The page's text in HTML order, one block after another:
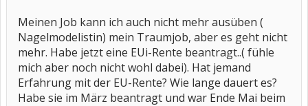
Meinen Job kann ich auch nicht mehr ausüben (
Nagelmodelistin) mein Traumjob, aber es geht nicht
mehr. Habe jetzt eine EUi-Rente beantragt..( fühle
mich aber noch nicht wohl dabei). Hat jemand
Erfahrung mit der EU-Rente? Wie lange dauert es?
Habe sie im März beantragt und war Ende Mai beim